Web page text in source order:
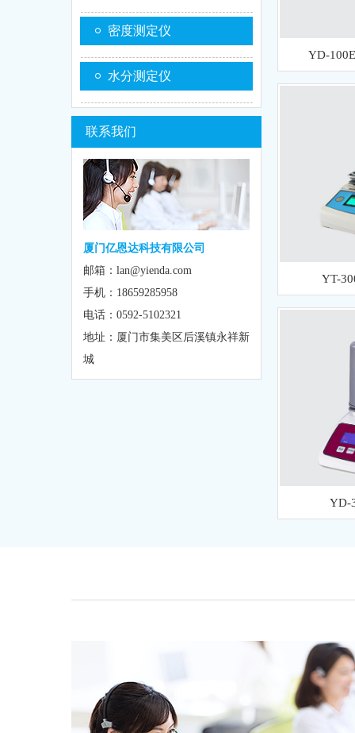
密度测定仪
水分测定仪
联系我们
厦门亿恩达科技有限公司
邮箱：lan@yienda.com
手机：18659285958
电话：0592-5102321
地址：厦门市集美区后溪镇永祥新
城
YD-
YT-
YD-